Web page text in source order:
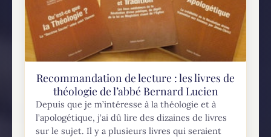
Recommandation de lecture : les livres de
théologie de l’abbé Bernard Lucien
Depuis que je m’intéresse à la théologie et à
l’apologétique, j’ai dû lire des dizaines de livres
sur le sujet. Il y a plusieurs livres qui seraient